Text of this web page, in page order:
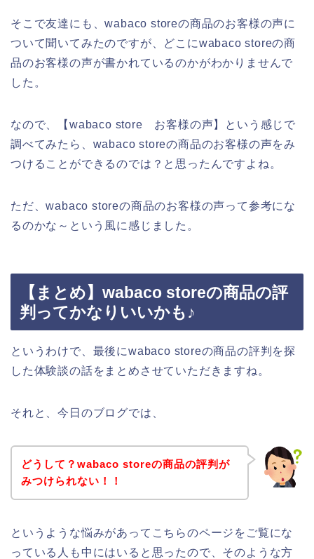
そこで友達にも、wabaco storeの商品のお客様の声に
ついて聞いてみたのですが、どこにwabaco storeの商
品のお客様の声が書かれているのかがわかりませんで
した。
なので、【wabaco store お客様の声】という感じで
調べてみたら、wabaco storeの商品のお客様の声をみ
つけることができるのでは？と思ったんですよね。
ただ、wabaco storeの商品のお客様の声って参考にな
るのかな～という風に感じました。
【まとめ】wabaco storeの商品の評
判ってかなりいいかも♪
というわけで、最後にwabaco storeの商品の評判を探
した体験談の話をまとめさせていただきますね。
それと、今日のブログでは、
どうして？wabaco storeの商品の評判が
みつけられない！！
というような悩みがあってこちらのページをご覧にな
っている人も中にはいると思ったので、そのような方